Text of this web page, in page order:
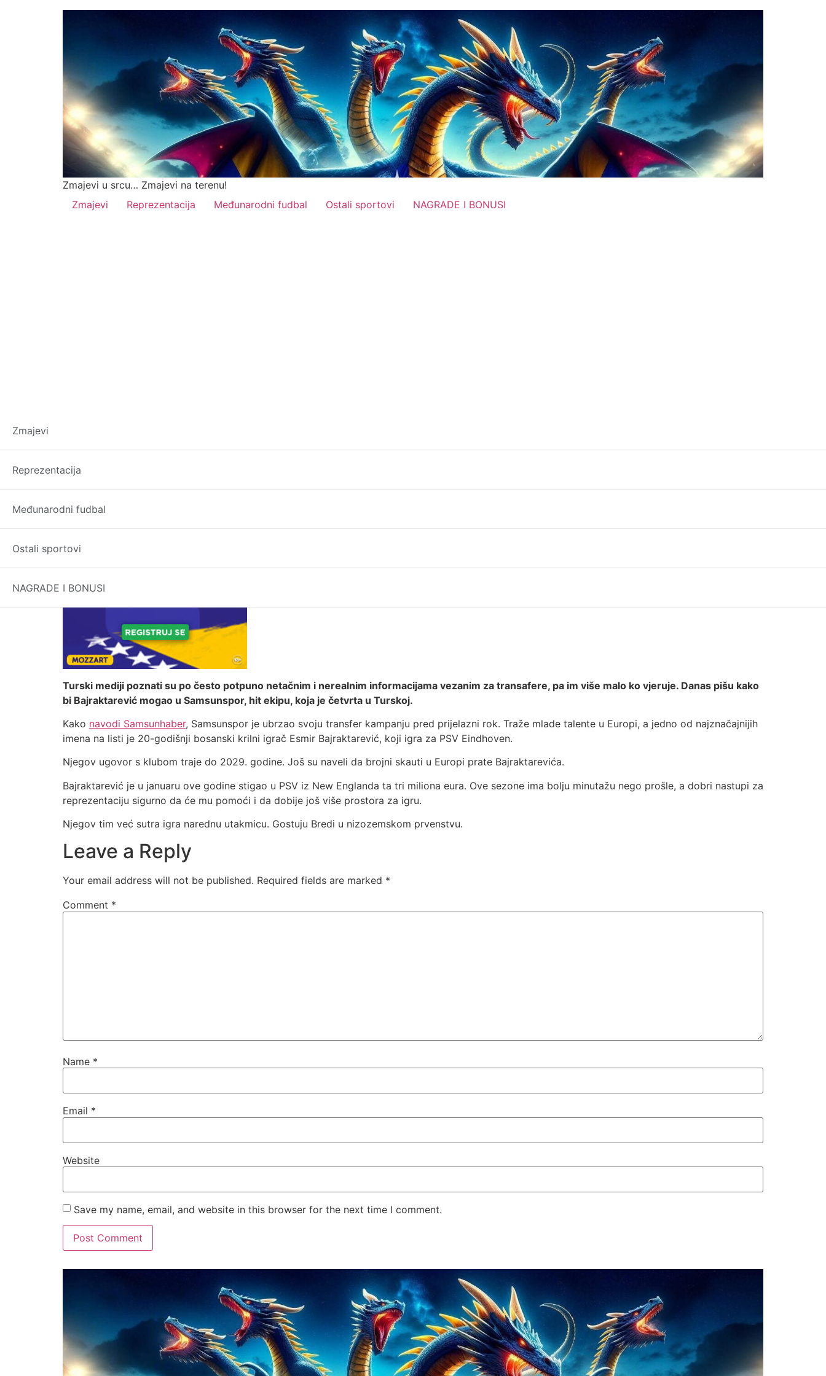
Zmajevi u srcu… Zmajevi na terenu!
Zmajevi
Reprezentacija Međunarodni fudbal Ostali sportovi NAGRADE I BONUSI
Zmajevi
Reprezentacija
Međunarodni fudbal
Ostali sportovi
NAGRADE I BONUSI
može dovesti Bajraktarevića
Turski mediji poznati su po često potpuno netačnim i nerealnim informacijama vezanim za transafere, pa im više malo ko vjeruje. Danas pišu kako
bi Bajraktarević mogao u Samsunspor, hit ekipu, koja je četvrta u Turskoj.
Kako navodi Samsunhaber, Samsunspor je ubrzao svoju transfer kampanju pred prijelazni rok. Traže mlade talente u Europi, a jedno od najznačajnijih
imena na listi je 20-godišnji bosanski krilni igrač Esmir Bajraktarević, koji igra za PSV Eindhoven.
Njegov ugovor s klubom traje do 2029. godine. Još su naveli da brojni skauti u Europi prate Bajraktarevića.
Bajraktarević je u januaru ove godine stigao u PSV iz New Englanda ta tri miliona eura. Ove sezone ima bolju minutažu nego prošle, a dobri nastupi za
reprezentaciju sigurno da će mu pomoći i da dobije još više prostora za igru.
Njegov tim već sutra igra narednu utakmicu. Gostuju Bredi u nizozemskom prvenstvu.
Leave a Reply
Your email address will not be published. Required fields are marked *
Comment *
Name *
Email *
Website
Save my name, email, and website in this browser for the next time I comment.